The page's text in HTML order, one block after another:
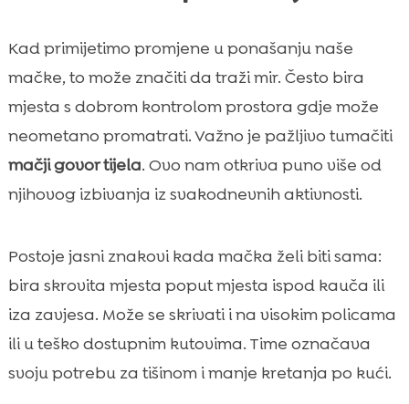
Kad primijetimo promjene u ponašanju naše
mačke, to može značiti da traži mir. Često bira
mjesta s dobrom kontrolom prostora gdje može
neometano promatrati. Važno je pažljivo tumačiti
mačji govor tijela. Ovo nam otkriva puno više od
njihovog izbivanja iz svakodnevnih aktivnosti.
Postoje jasni znakovi kada mačka želi biti sama:
bira skrovita mjesta poput mjesta ispod kauča ili
iza zavjesa. Može se skrivati i na visokim policama
ili u teško dostupnim kutovima. Time označava
svoju potrebu za tišinom i manje kretanja po kući.